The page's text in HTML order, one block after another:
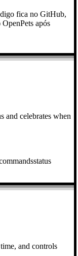
fica no GitHub,
após
and celebrates when
status
and controls